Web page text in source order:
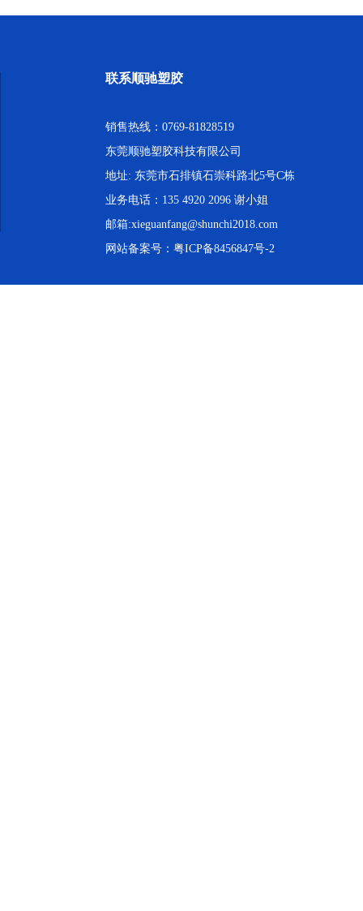
联系顺驰塑胶
销售热线：0769-81828519
东莞顺驰塑胶科技有限公司
地址: 东莞市石排镇石崇科路北5号C栋
业务电话：135 4920 2096 谢小姐
邮箱:xieguanfang@shunchi2018.com
网站备案号： 粤ICP备8456847号-2